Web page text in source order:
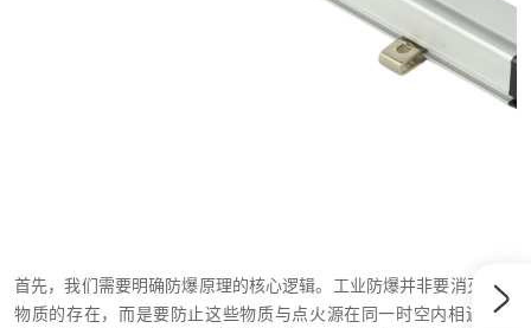
首先，我们需要明确防爆原理的核心逻辑。工业防爆并非要消灭可燃
物质的存在，而是要防止这些物质与点火源在同一时空内相遇。因